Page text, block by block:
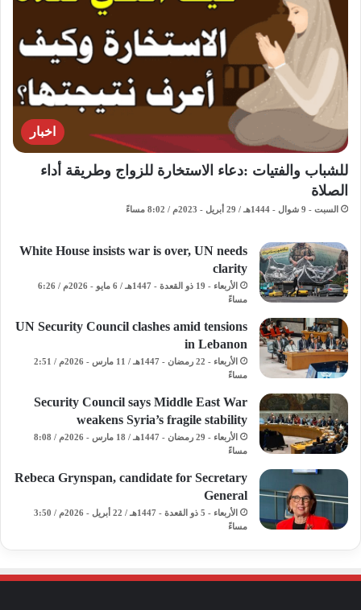
اخبار
للشباب والفتيات :دعاء الاستخارة للزواج وطريقة أداء
الصلاة
السبت - 9 شوال - 1444هـ / 29 أبريل - 2023م / 8:02 مساءً
White House insists war is over, UN needs
clarity
الأربعاء - 19 ذو القعدة - 1447هـ / 6 مايو - 2026م / 6:26
مساءً
UN Security Council clashes amid tensions
in Lebanon
الأربعاء - 22 رمضان - 1447هـ / 11 مارس - 2026م / 2:51
مساءً
Security Council says Middle East War
weakens Syria’s fragile stability
الأربعاء - 29 رمضان - 1447هـ / 18 مارس - 2026م / 8:08
مساءً
Rebeca Grynspan, candidate for Secretary
General
الأربعاء - 5 ذو القعدة - 1447هـ / 22 أبريل - 2026م / 3:50
مساءً